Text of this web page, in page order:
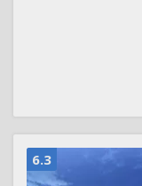
6.3